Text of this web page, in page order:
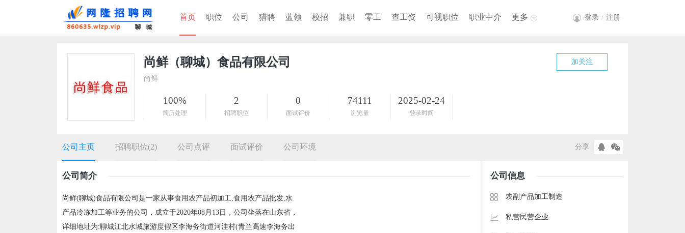
首页 职位 公司 猎聘 蓝领 校招 兼职 零工 查工资 可视职位 职业中介 更多 登录 / 注册
尚鲜（聊城）食品有限公司 加关注
尚鲜
100%
简历处理
2
招聘职位
0
面试评价
74111
浏览量
2025-02-24
登录时间
公司主页 招聘职位(2) 公司点评 面试评价 公司环境 分享
公司简介
尚鲜(聊城)食品有限公司是一家从事食用农产品初加工,食用农产品批发,水
产品冷冻加工等业务的公司，成立于2020年08月13日，公司坐落在山东省，
详细地址为:聊城江北水城旅游度假区李海务街道河洼村(青兰高速李海务出
公司信息
农副产品加工制造
私营民营企业